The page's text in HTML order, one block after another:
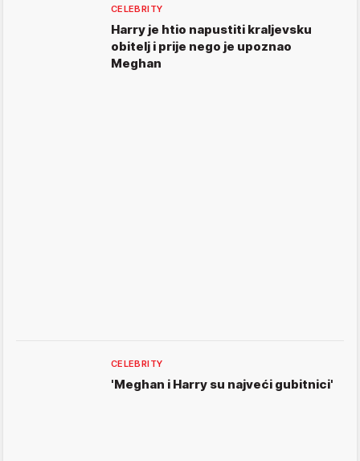
CELEBRITY
Harry je htio napustiti kraljevsku
obitelj i prije nego je upoznao
Meghan
CELEBRITY
'Meghan i Harry su najveći gubitnici'